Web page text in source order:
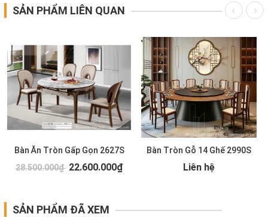
SẢN PHẨM LIÊN QUAN
Bàn Ăn Tròn Gấp Gọn 2627S
28.500.000₫ 22.600.000₫
Bàn Tròn Gỗ 14 Ghế 2990S
Liên hệ
SẢN PHẨM ĐÃ XEM